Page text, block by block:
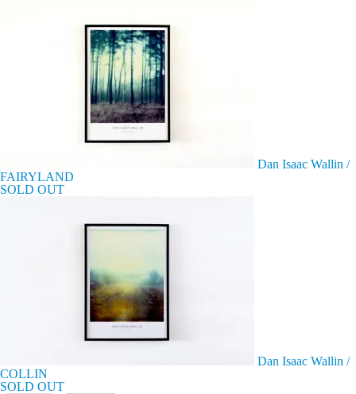
Dan Isaac Wallin /
FAIRYLAND
SOLD OUT
Dan Isaac Wallin /
COLLIN
SOLD OUT